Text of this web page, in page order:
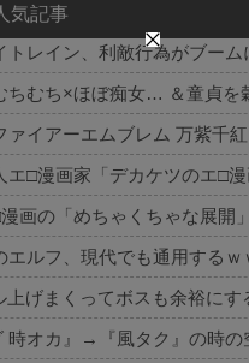
気記事
事と恋、その先にあった本音
トレイン、利敵行為がブーム
漫画の「めちゃくちゃな展開
エルフ、現代でも通用するｗ
上げまくってボスも余裕にす
時オカ』→『風タク』の時の